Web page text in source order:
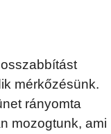
mérkőzésünk.
rányomta
mozogtunk, ami